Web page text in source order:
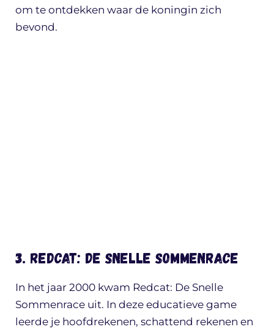
om te ontdekken waar de koningin zich
bevond.
3. Redcat: De Snelle Sommenrace
In het jaar 2000 kwam Redcat: De Snelle
Sommenrace uit. In deze educatieve game
leerde je hoofdrekenen, schattend rekenen en